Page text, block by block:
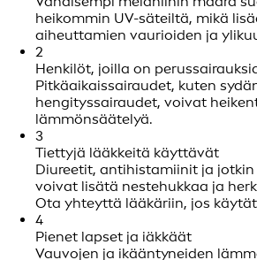
heikommin UV-säteiltä, mikä
aiheuttamien vaurioiden ja
2
Henkilöt, joilla on
Pitkäaikaissairaudet, kuten
hengityssairaudet, voivat
lämmönsäätelyä.
3
Tiettyjä lääkkeitä käyttävät
Diureetit, antihistamiinit ja
voivat lisätä nestehukkaa ja
Ota yhteyttä lääkäriin, jos
4
Pienet lapset ja iäkkäät
Vauvojen ja ikääntyneiden